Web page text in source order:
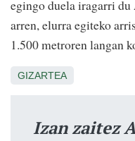
egingo duela iragarri
arren, elurra egiteko
1.500 metroren langan
GIZARTEA
Izan zaitez